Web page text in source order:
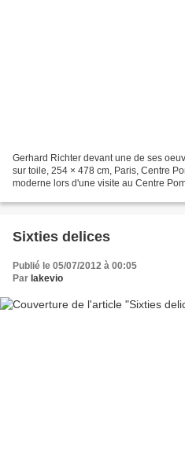
Gerhard Richter devant une de ses
sur toile, 254 × 478 cm, Paris, Centre
moderne lors d'une visite au Centre
Sixties delices
Publié le 05/07/2012 à 00:05
Par lakevio